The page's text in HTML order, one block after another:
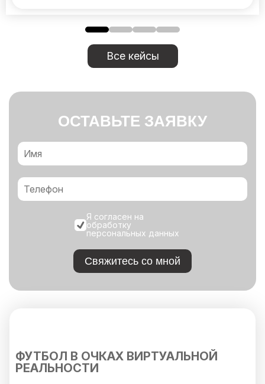
Все кейсы
ОСТАВЬТЕ ЗАЯВКУ
Я согласен на
обработку
персональных данных
Свяжитесь со мной
ФУТБОЛ В ОЧКАХ ВИРТУАЛЬНОЙ
РЕАЛЬНОСТИ